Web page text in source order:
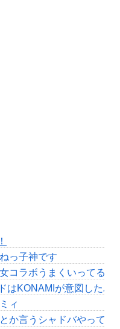
っ子神です
コラボうまくいってるよ
はKONAMIが意図したバ
ィ
か言うシャドバやって